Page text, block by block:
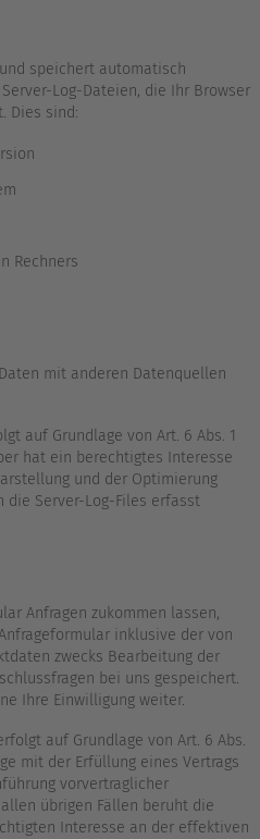
speichert automatisch
Log-Dateien, die Ihr Browser
Dies sind:
Rechners
mit anderen Datenquellen
auf Grundlage von Art. 6 Abs. 1
hat ein berechtigtes Interesse
und der Optimierung
die Server-Log-Files erfasst
Anfragen zukommen lassen,
inklusive der von
zwecks Bearbeitung der
bei uns gespeichert.
Ihre Einwilligung weiter.
auf Grundlage von Art. 6 Abs.
mit der Erfüllung eines Vertrags
vorvertraglicher
übrigen Fällen beruht die
Interesse an der effektiven